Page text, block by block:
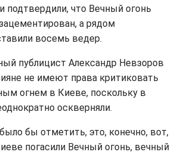
подтвердили, что Вечный огонь
а рядом
восемь ведер.
публицист Александр Невзоров
не имеют права критиковать
огнем в Киеве, поскольку в
оскверняли.
бы отметить, это, конечно, вот,
погасили Вечный огонь, вечный